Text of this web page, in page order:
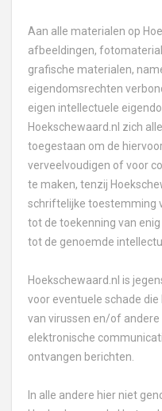
Aan alle materialen op
afbeeldingen,
grafische materialen,
eigendomsrechten
eigen intellectuele
Hoekschewaard.nl zich
toegestaan om de
verveelvoudigen of voor
te maken, tenzij
schriftelijke toestemming
tot de toekenning van
tot de genoemde
Hoekschewaard.nl is
voor eventuele schade
van virussen en/of
elektronische
ontvangen berichten.
In alle andere hier niet